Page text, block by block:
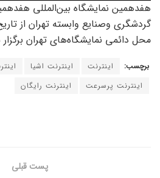
هفدهمین نمایشگاه بین‌المللی
محل دائمی نمایشگاه‌های تهران
برچسب: اینترنت اینترنت اشیا
اینترنت پرسرعت
اینترنت رایگان
پست قبلی